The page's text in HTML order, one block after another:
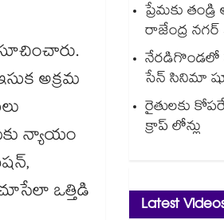
అక్రమ
న్యాయం
ఒత్తిడి
ప్రేమకు
రాజేంద్ర నగర్
నేరడిగొండలో
సేన్ సినిమా
రైతులకు
క్రాప్ లోన్లు
Latest